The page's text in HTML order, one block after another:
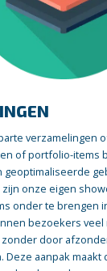
verzamelingen
of portfolio-items
geoptimaliseerde
onze eigen
onder te brengen
bezoekers
door
Deze aanpak maakt